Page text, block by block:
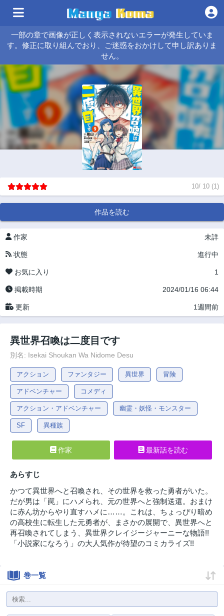
一部の章で画像が正しく表示されないエラーが発生していま
す。修正に取り組んでおり、ご迷惑をおかけして申し訳ありま
せん。
10/ 10 (1)
作品を読む
作家 未詳
状態 進行中
お気に入り 1
掲載時期 2024/01/16 06:44
更新 1週間前
異世界召喚は二度目です
別名: Isekai Shoukan Wa Nidome Desu
アクション ファンタジー 異世界 冒険
アドベンチャー コメディ
アクション・アドベンチャー 幽霊・妖怪・モンスター
SF 異種族
作家 最新話を読む
あらすじ
かつて異世界へと召喚され、その世界を救った勇者がいた。
だが男は「罠」にハメられ、元の世界へと強制送還。おまけ
に赤ん坊からやり直すハメに……。これは、ちょっぴり暗め
の高校生に転生した元勇者が、まさかの展開で、異世界へと
再召喚されてしまう、異世界クレイジージャーニーな物語!!
「小説家になろう」の大人気作が待望のコミカライズ!!
巻一覧